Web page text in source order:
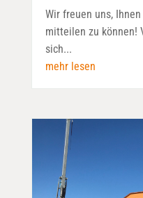
Wir freuen uns,
mitteilen zu können!
sich...
mehr lesen